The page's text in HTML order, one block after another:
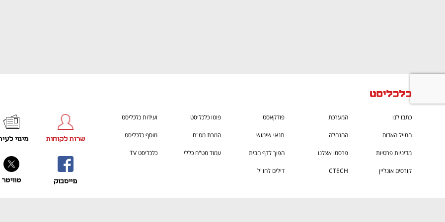
כתבו לנו המערכת פודקאסט פוטו כלכליסט ועידות כלכליסט
המייל האדום ההנהלה תנאי שימוש המרת מט"ח מוסף כלכליסט
מדיניות פרטיות פרסמו אצלנו הפוך לדף הבית עמוד מט"ח כללי כלכליסט TV
קורסים אונליין CTECH
דילים לחו"ל
פייסבוק
שרות לקוחות
טוויטר
מינוי